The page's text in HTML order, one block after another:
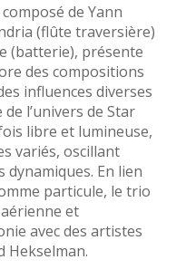
de Yann
(flûte traversière)
(batterie), présente
des compositions
influences diverses
l’univers de Star
libre et lumineuse,
variés, oscillant
En lien
particule, le trio
et
avec des artistes
Hekselman.